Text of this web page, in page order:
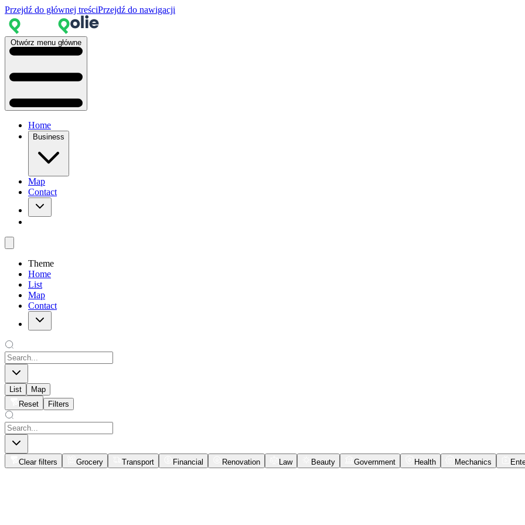
Przejdź do głównej treściPrzejdź do nawigacji
Otwórz menu główne
Home
Business
Map
Contact
Theme
Home
List
Map
Contact
List
Map
Reset
Filters
Clear filters Grocery Transport Financial Renovation Law Beauty Government Health Mechanics